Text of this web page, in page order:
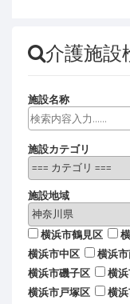
介護施設
施設名称
施設カテゴリ
施設地域
横浜市鶴見区
横浜市中区
横浜
横浜市磯子区
横
横浜市戸塚区
横